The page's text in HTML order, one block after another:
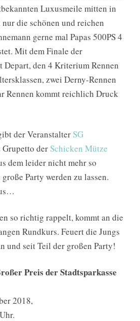
Luxusmeile mitten in
die schönen und reichen
gerne mal Papas 500PS 4
Mit dem Finale der
Depart, den 4 Kriterium Rennen
zwei Derny-Rennen
Rennen kommt reichlich Druck
der Veranstalter SG
Grupetto der Schicken Mütze
dem leider nicht mehr so
Party werden zu lassen.
so richtig rappelt, kommt an die
Rundkurs. Feuert die Jungs
und seit Teil der großen Party!
Preis der Stadtsparkasse
2018,